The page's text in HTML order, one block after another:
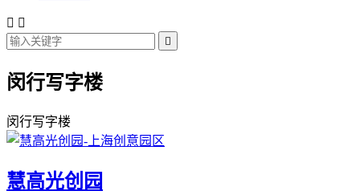
 

闵行写字楼
闵行写字楼
慧高光创园